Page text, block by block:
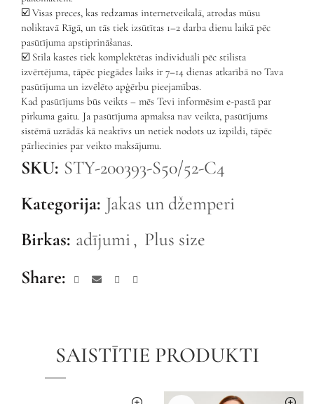
☑️ Visas preces, kas redzamas internetveikalā, atrodas mūsu
noliktavā Rīgā, un tās tiek izsūtītas 1–2 darba dienu laikā pēc
pasūtījuma apstiprināšanas.
☑️ Stila kastes tiek komplektētas individuāli pēc stilista
izvērtējuma, tāpēc piegādes laiks ir 7–14 dienas atkarībā no Tava
pasūtījuma un izvēlēto apģērbu pieejamības.
Kad pasūtījums būs veikts – mēs Tevi informēsim e-pastā par
pirkuma gaitu. Ja pasūtījuma apmaksa nav veikta, pasūtījums
sistēmā uzrādās kā neaktīvs un netiek nodots uz izpildi, tāpēc
pārliecinies par veikto maksājumu.
SKU: STY-200393-S50/52-C4
Kategorija: Jakas un džemperi
Birkas: adījumi, Plus size
Share
SAISTĪTIE PRODUKTI